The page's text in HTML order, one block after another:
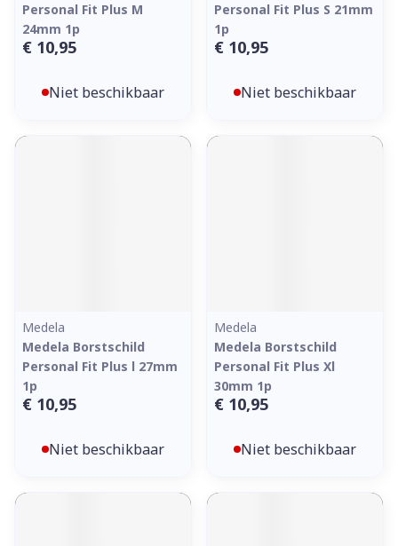
Personal Fit Plus M
24mm 1p
€ 10,95
Niet beschikbaar
Personal Fit Plus S 21mm
1p
€ 10,95
Niet beschikbaar
Medela
Medela Borstschild
Personal Fit Plus l 27mm
1p
€ 10,95
Niet beschikbaar
Medela
Medela Borstschild
Personal Fit Plus Xl
30mm 1p
€ 10,95
Niet beschikbaar